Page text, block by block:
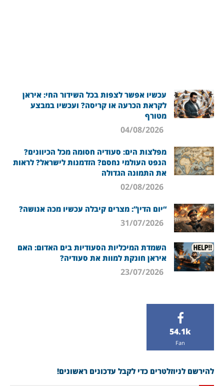
עכשיו אפשר לצפות בכל השידור החי: איראן
לקראת הכרעה או קריסה? ועכשיו במבצע
מטורף
מפלצות הים: סעודיה חסומה מכל הכיוונים?
הנפט העולמי נחסם? הזדמנות לישראל? לראות
את התמונה הגדולה
“יום הדין”: מצרים קיבלה עכשיו מכה אנושה?
השמדת המיכליות הסעודיות בים האדום: האם
איראן חונקת למוות את סעודיה?
54.1k
Fan
להירשם לניוזלטרים כדי לקבל עדכונים ראשונים!